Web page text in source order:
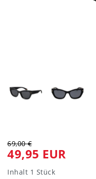
69,00 €
49,95 EUR
Inhalt 1 Stück